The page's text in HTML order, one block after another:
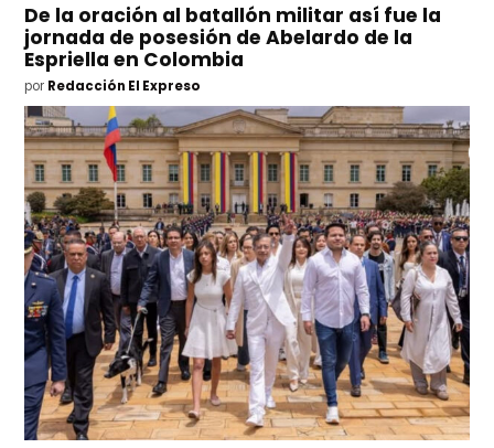
De la oración al batallón militar así fue la
jornada de posesión de Abelardo de la
Espriella en Colombia
por Redacción El Expreso